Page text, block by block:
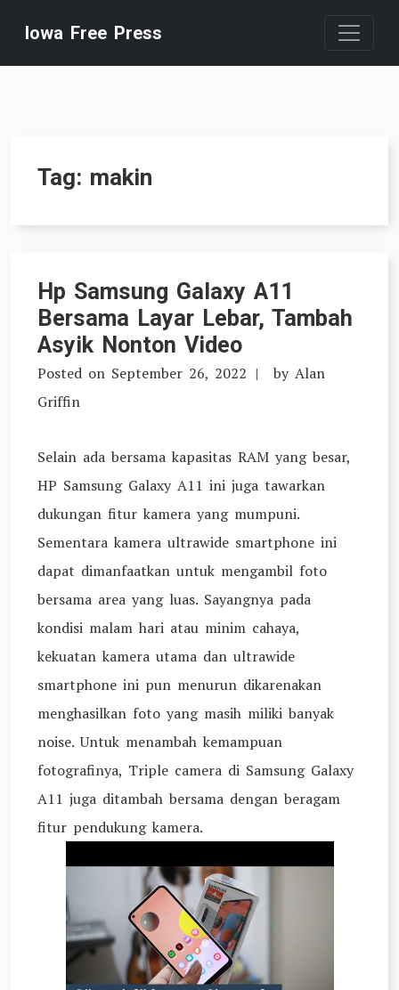
content
Iowa Free Press
Tag: makin
Hp Samsung Galaxy A11
Bersama Layar Lebar, Tambah
Asyik Nonton Video
Posted on September 26, 2022 by Alan
Griffin
Selain ada bersama kapasitas RAM yang besar,
HP Samsung Galaxy A11 ini juga tawarkan
dukungan fitur kamera yang mumpuni.
Sementara kamera ultrawide smartphone ini
dapat dimanfaatkan untuk mengambil foto
bersama area yang luas. Sayangnya pada
kondisi malam hari atau minim cahaya,
kekuatan kamera utama dan ultrawide
smartphone ini pun menurun dikarenakan
menghasilkan foto yang masih miliki banyak
noise. Untuk menambah kemampuan
fotografinya, Triple camera di Samsung Galaxy
A11 juga ditambah bersama dengan beragam
fitur pendukung kamera.